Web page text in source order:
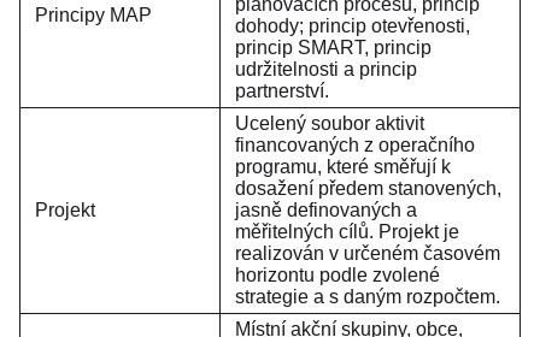
Principy MAP
plánovacích procesů, princip
dohody; princip otevřenosti,
princip SMART, princip
udržitelnosti a princip
partnerství.
Projekt
Ucelený soubor aktivit
financovaných z operačního
programu, které směřují k
dosažení předem stanovených,
jasně definovaných a
měřitelných cílů. Projekt je
realizován v určeném časovém
horizontu podle zvolené
strategie a s daným rozpočtem.
Místní akční skupiny, obce,